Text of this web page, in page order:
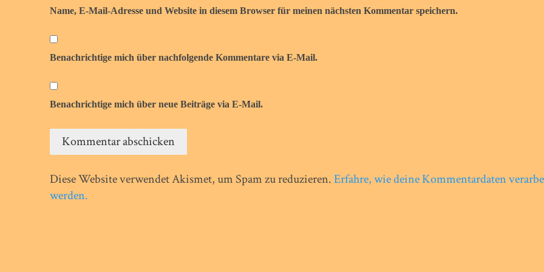
Name, E-Mail-Adresse und Website in diesem Browser für meinen nächsten Kommentar speichern.
Benachrichtige mich über nachfolgende Kommentare via E-Mail.
Benachrichtige mich über neue Beiträge via E-Mail.
Diese Website verwendet Akismet, um Spam zu reduzieren.Erfahre, wie deine Kommentardaten
werden.